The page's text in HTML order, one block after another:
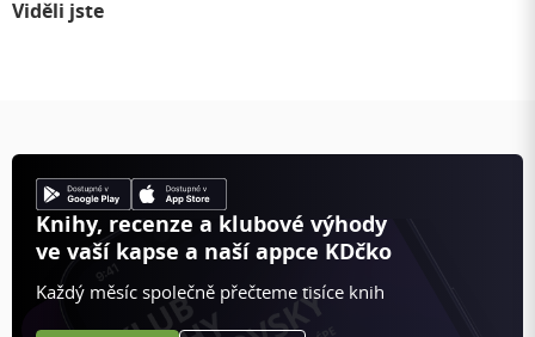
Viděli jste
Knihy, recenze a klubové výhody
ve vaší kapse a naší appce KDčko
Každý měsíc společně přečteme tisíce knih